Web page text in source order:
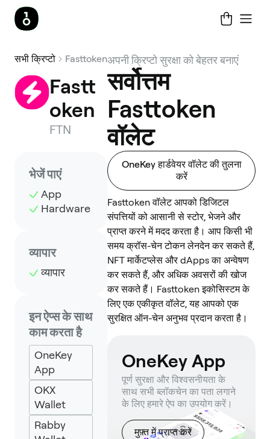
सभी क्रिप्टो Fasttoken
Fastt
oken
FTN
भेजें पाएं
App
Hardware
व्यापार
व्यापार
इन ऐप्स के साथ
काम करता है
OneKey
App
OKX
Wallet
Rabby
अपनी क्रिप्टो सुरक्षा को बेहतर बनाएं
सर्वोत्तम
Fasttoken
वॉलेट
OneKey हार्डवेयर वॉलेट की तुलना
करें
Fasttoken वॉलेट आपको डिजिटल
संपत्तियों को आसानी से स्टोर, भेजने और
प्राप्त करने में मदद करता है। आप किसी भी
समय क्रॉस-चेन टोकन लेनदेन कर सकते हैं,
NFT मार्केटप्लेस और dApps का अन्वेषण
कर सकते हैं, और अधिक अवसरों की खोज
कर सकते हैं। Fasttoken इकोसिस्टम के
लिए एक एकीकृत वॉलेट, यह आपको एक
सुरक्षित ऑन-चेन अनुभव प्रदान करता है।
OneKey App
पूर्ण सुरक्षा और विश्वसनीयता के
साथ सभी ब्लॉकचेन का पता लगाने
के लिए हमारे ऐप का उपयोग करें।
मुफ़्त में प्राप्त करें